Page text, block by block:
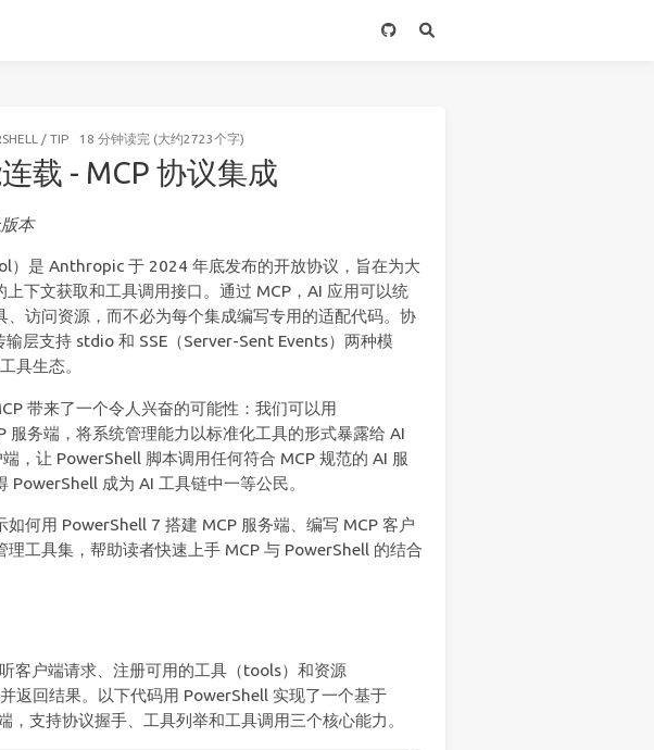
/ TIP 18 分钟读完 (大约2723个字)
载 - MCP 协议集成
本
）是 Anthropic 于 2024 年底发布的开放协议，旨在为大
下文获取和工具调用接口。通过 MCP，AI 应用可以统
、访问资源，而不必为每个集成编写专用的适配代码。协
输层支持 stdio 和 SSE（Server-Sent Events）两种模
具生态。
带来了一个令人兴奋的可能性：我们可以用
服务端，将系统管理能力以标准化工具的形式暴露给 AI
，让 PowerShell 脚本调用任何符合 MCP 规范的 AI 服
PowerShell 成为 AI 工具链中一等公民。
何用 PowerShell 7 搭建 MCP 服务端、编写 MCP 客户
理工具集，帮助读者快速上手 MCP 与 PowerShell 的结合
客户端请求、注册可用的工具（tools）和资源
返回结果。以下代码用 PowerShell 实现了一个基于
，支持协议握手、工具列举和工具调用三个核心能力。